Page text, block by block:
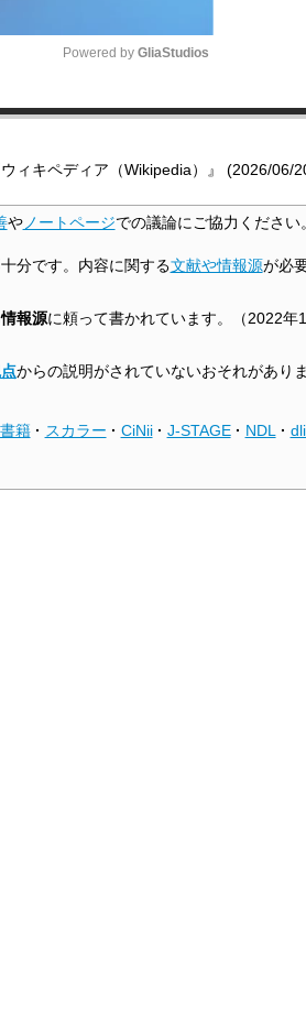
M
t
e
Powered by GliaStudios
ィキペディア（Wikipedia）』 (2026/06/
やノートページでの議論にご協力ください。
分です。内容に関する文献や情報源が必
報源に頼って書かれています。 （2022年1
からの説明がされていないおそれがありま
書籍 · スカラー · CiNii · J-STAGE · NDL ·